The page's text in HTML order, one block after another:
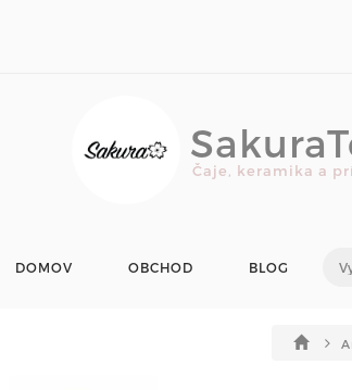
Čaje, keramika a
DOMOV OBCHOD BLOG